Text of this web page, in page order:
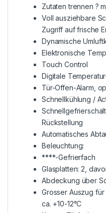
Zutaten trennen ?
Voll ausziehbare
Zugriff auf frische
Dynamische
Elektronische
Touch Control
Digitale
Tür-Offen-Alarm,
Schnellkühlung /
Rückstellung
Automatisches
Beleuchtung:
****-Gefrierfach
Glasplatten: 2,
Abdeckung über
Grosser Auszug
ca. +10-12°C